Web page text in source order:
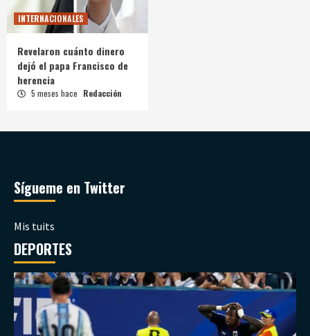
INTERNACIONALES
Revelaron cuánto dinero
dejó el papa Francisco de
herencia
5 meses hace Redacción
Sígueme en Twitter
Mis tuits
DEPORTES